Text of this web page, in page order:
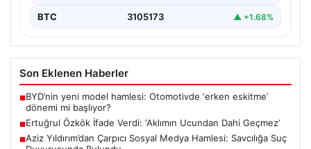
BTC 3105173 ▲ +1.68%
Son Eklenen Haberler
■BYD’nin yeni model hamlesi: Otomotivde ‘erken eskitme’
dönemi mi başlıyor?
■Ertuğrul Özkök İfade Verdi: ‘Aklımın Ucundan Dahi Geçmez’
■Aziz Yıldırım’dan Çarpıcı Sosyal Medya Hamlesi: Savcılığa Suç